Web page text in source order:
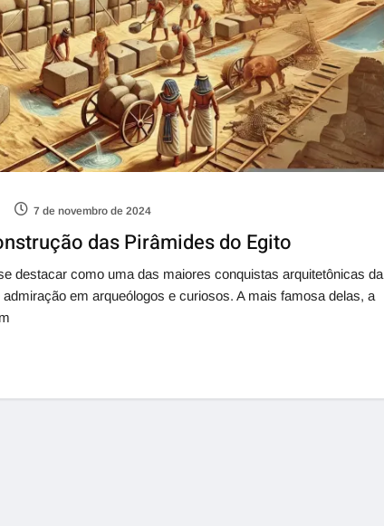
7 de novembro de 2024
das Pirâmides do Egito
destacar como uma das maiores conquistas arquitetônicas da
em arqueólogos e curiosos. A mais famosa delas, a